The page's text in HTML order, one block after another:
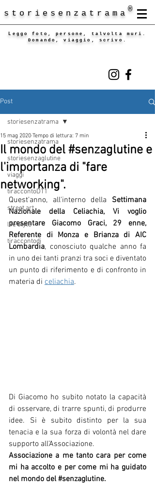
storiesenzatrama ®
Leggo foto, persone, talvolta muri.
Domando, viaggio, scrivo.
Post
storiesenzatrama
storiesenzaglutine
viaggi
tiraccontoDT1
street art
life style
tiraccontodi
storiesenzatrama
Il mondo del #senzaglutine e
l'importanza di "fare
networking".
15 mag 2020 Tempo di lettura: 7 min
Quest'anno, all'interno della Settimana
Nazionale della Celiachia, Vi voglio
Referente di Monza e Brianza di AIC
Lombardia, conosciuto qualche anno fa
in uno dei tanti pranzi tra soci e diventato
un punto di riferimento e di confronto in
materia di celiachia.
Di Giacomo ho subito notato la capacità
di osservare, di trarre spunti, di produrre
idee. Si è subito distinto per la sua
tenacia e la sua forza di volontà nel dare
supporto all’Associazione.
Associazione a me tanto cara per come
mi ha accolto e per come mi ha guidato
nel mondo del #senzaglutine.